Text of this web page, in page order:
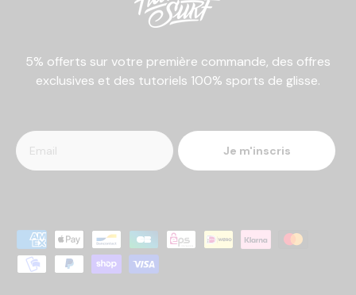
5% offerts sur votre première commande, des offres
exclusives et des tutoriels 100% sports de glisse.
Je m'inscris
Moyens de paiement acceptés